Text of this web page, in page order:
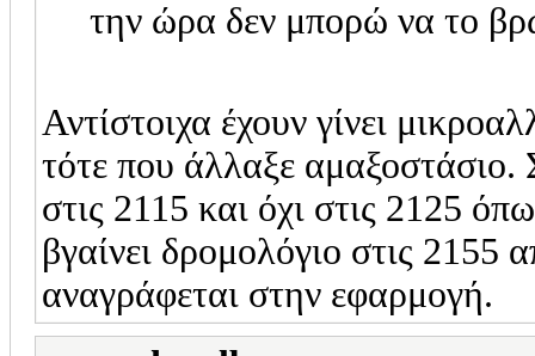
την ώρα δεν μπορώ να το
Αντίστοιχα έχουν γίνει
τότε που άλλαξε αμαξοστάσιο.
στις 2115 και όχι στις 2125
βγαίνει δρομολόγιο στις
αναγράφεται στην εφαρμογή.